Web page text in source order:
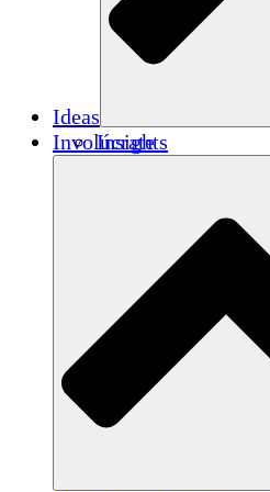
Ideas
Insights
Involúcrate